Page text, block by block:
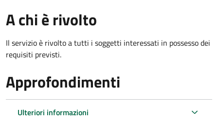
A chi è rivolto
Il servizio è rivolto a tutti i soggetti interessati in possesso dei
requisiti previsti.
Approfondimenti
Ulteriori informazioni